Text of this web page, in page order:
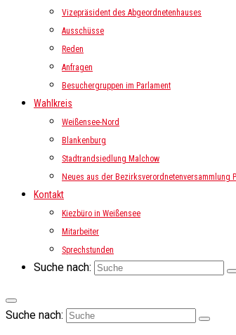
Vizepräsident des Abgeordnetenhauses
Ausschüsse
Reden
Anfragen
Besuchergruppen im Parlament
Wahlkreis
Weißensee-Nord
Blankenburg
Stadtrandsiedlung Malchow
Neues aus der Bezirksverordnetenversammlung
Kontakt
Kiezbüro in Weißensee
Mitarbeiter
Sprechstunden
Suche nach:
Suche nach: